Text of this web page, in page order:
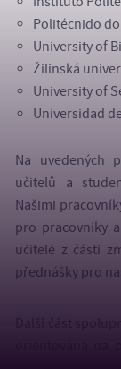
Politécnido
University of
Žilinská
University of
Universidad
Na uvedených
učitelů a
Našimi
pro pracovníky
učitelé z části
přednášky pro